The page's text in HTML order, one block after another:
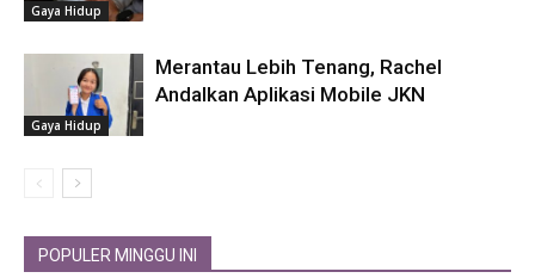
Gaya Hidup
Gaya Hidup
Merantau Lebih Tenang, Rachel
Andalkan Aplikasi Mobile JKN
POPULER MINGGU INI